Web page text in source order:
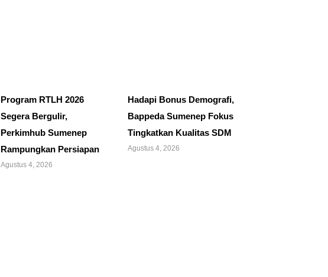
Program RTLH 2026
Segera Bergulir,
Perkimhub Sumenep
Rampungkan Persiapan
Agustus 4, 2026
Hadapi Bonus Demografi,
Bappeda Sumenep Fokus
Tingkatkan Kualitas SDM
Agustus 4, 2026